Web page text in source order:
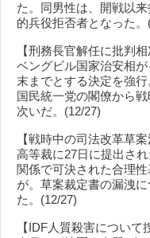
た。同男性は、開戦以
的兵役拒否者となった。
【刑務長官解任に批判
ベングビル国家治安相
末までとする決定を強
国民統一党の閣僚から
次いだ。(12/27)
【戦時中の司法改革草
高等裁に27日に提出さ
関係で可決された合理
が。草案裁定書の漏洩
た。(12/27)
【IDF人質殺害について